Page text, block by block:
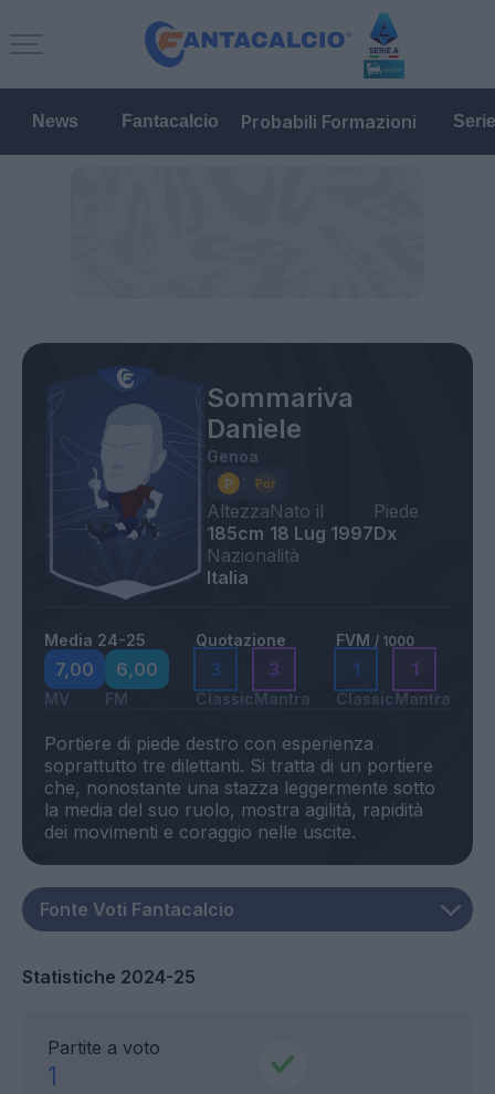
News Fantacalcio Probabili Formazioni
Sommariva
Daniele
Genoa
Altezza
185cm
Nato il
18 Lug 1997
Piede
Dx
Nazionalità
Italia
Media 24-25
7,00
MV
6,00
FM
Quotazione
3
Classic
3
Mantra
FVM / 1000
1
Classic
1
Mantra
Portiere di piede destro con esperienza
soprattutto tre dilettanti. Si tratta di un portiere
che, nonostante una stazza leggermente sotto
la media del suo ruolo, mostra agilità, rapidità
Statistiche 2024-25
Partite a voto
1